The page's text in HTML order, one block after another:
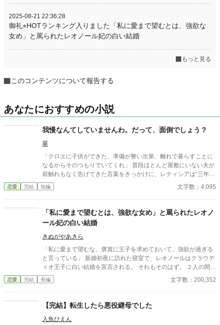
2025-08-21 22:36:28
御礼⭐︎HOTランキング入りました「私に愛まで望むとは、強欲な
女め」と罵られたレオノール妃の白い結婚
もっと見る
このコンテンツについて報告する
あなたにおすすめの小説
我慢なんてしていませんわ。だって、面倒でしょう？
翠
「クロエに子供ができた。準備が整い次第、離れで暮らすことに
なるからそのつもりでいてくれ」 普段ほとんど屋敷にいない夫が
前触れもなく告げてきた言葉をきっかけに、レティシアは“三年
間”の契約を終わらせることにした。 赤の他人を屋敷に迎えるこ
とはしない。 不要なものに感情を砕く理由などない。 「だって、
切り捨ててしまいましょう。
恋愛 完結 短編 文字数：4,095
「私に愛まで望むとは、強欲な女め」と罵られたレオノ
ール妃の白い結婚
きぬがやあきら
「私に愛まで望むな。褒賞に王子を求めておいて、強欲が過ぎる
と言っている」 新婚初夜に訪れた寝室で、レオノールはクラウデ
ィオ王子に白い結婚を宣言される。 それもそのはず。 ２人の間に
愛はないーーどころか、この結婚はレオノールが魔王討伐の褒美
にと国王に要求したものだった。 でも、王子を望んだレオノール
しいと願った気持ちは本物だ。 だからいくら冷遇されようが、嫌
うでいて賢い。どこか憎めない魅力を持ったレオノールに、やが
恋愛 完結 長編 文字数：200,352
【完結】転生したら悪役継母でした
入魚ひえん